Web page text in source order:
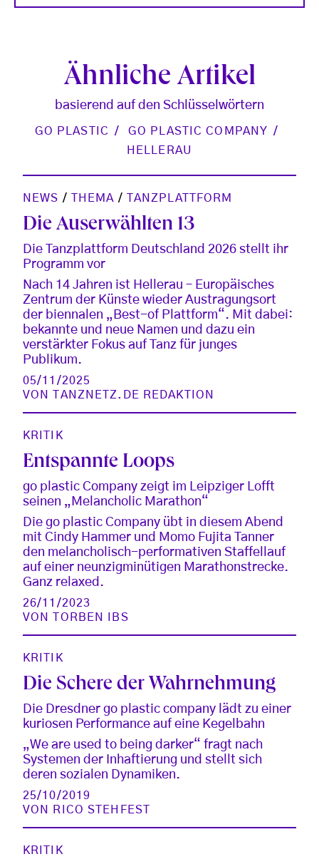
Ähnliche Artikel
basierend auf den Schlüsselwörtern
GO PLASTIC
GO PLASTIC COMPANY
HELLERAU
NEWS / THEMA / TANZPLATTFORM
Die Auserwählten 13
Die Tanzplattform Deutschland 2026 stellt ihr
Programm vor
Nach 14 Jahren ist Hellerau – Europäisches
Zentrum der Künste wieder Austragungsort
der biennalen „Best-of Plattform“. Mit dabei:
bekannte und neue Namen und dazu ein
verstärkter Fokus auf Tanz für junges
Publikum.
05/11/2025
VON
TANZNETZ.DE REDAKTION
KRITIK
Entspannte Loops
go plastic Company zeigt im Leipziger Lofft
seinen „Melancholic Marathon“
Die go plastic Company übt in diesem Abend
mit Cindy Hammer und Momo Fujita Tanner
den melancholisch-performativen Staffellauf
auf einer neunzigminütigen Marathonstrecke.
Ganz relaxed.
26/11/2023
VON
TORBEN IBS
KRITIK
Die Schere der Wahrnehmung
Die Dresdner go plastic company lädt zu einer
kuriosen Performance auf eine Kegelbahn
„We are used to being darker“ fragt nach
Systemen der Inhaftierung und stellt sich
deren sozialen Dynamiken.
25/10/2019
VON
RICO STEHFEST
KRITIK